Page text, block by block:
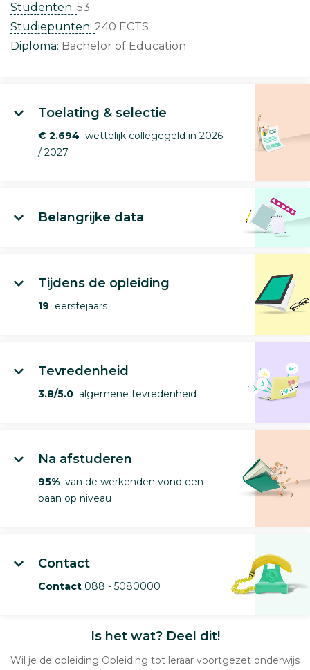
Studenten: 53
Studiepunten: 240 ECTS
Diploma: Bachelor of Education
Toelating & selectie
€ 2.694 wettelijk collegegeld in 2026
/ 2027
Belangrijke data
Tijdens de opleiding
19 eerstejaars
Tevredenheid
3.8/5.0 algemene tevredenheid
Na afstuderen
95% van de werkenden vond een
baan op niveau
Contact
Contact 088 - 5080000
Is het wat? Deel dit!
Wil je de opleiding Opleiding tot leraar voortgezet onderwijs